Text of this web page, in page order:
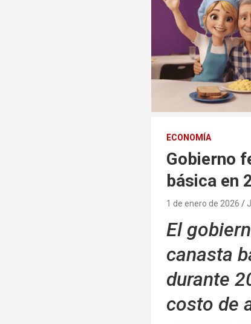
ECONOMÍA
Gobierno
básica en
1 de enero de 2026
El
canasta
durante
costo de